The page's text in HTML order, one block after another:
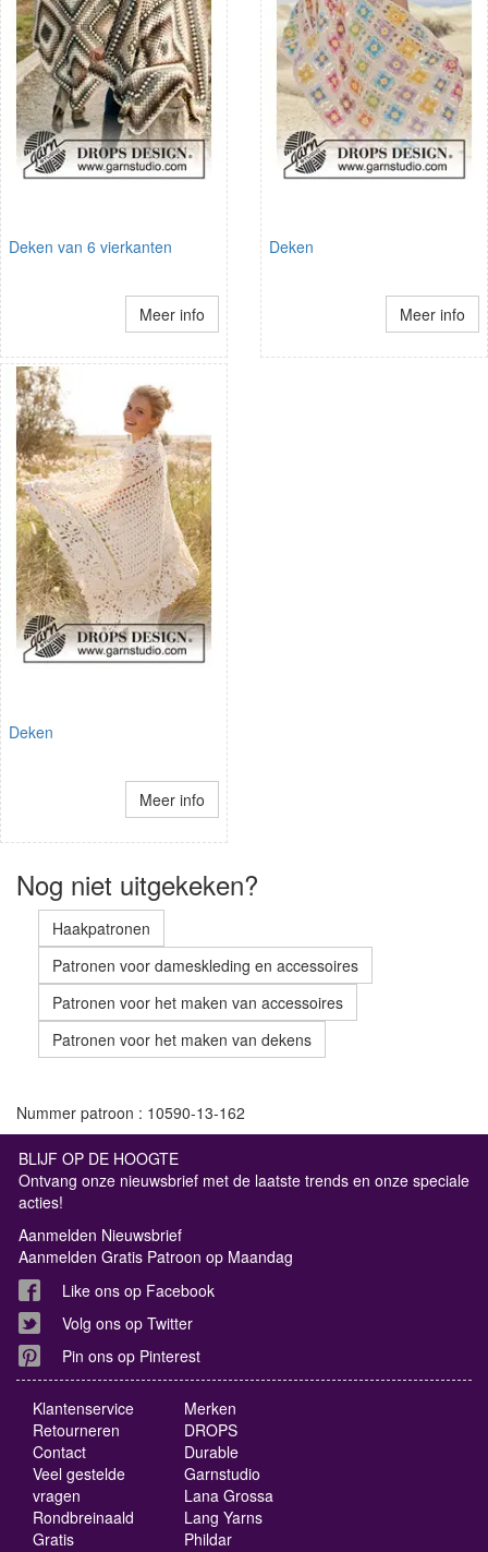
Deken van 6 vierkanten
Meer info
Deken
Meer info
Deken
Meer info
Nog niet uitgekeken?
Haakpatronen
Patronen voor dameskleding en accessoires
Patronen voor het maken van accessoires
Patronen voor het maken van dekens
Nummer patroon : 10590-13-162
BLIJF OP DE HOOGTE
Ontvang onze nieuwsbrief met de laatste trends en onze speciale
acties!
Aanmelden Nieuwsbrief
Aanmelden Gratis Patroon op Maandag
Like ons op Facebook
Volg ons op Twitter
Pin ons op Pinterest
Klantenservice
Retourneren
Contact
Veel gestelde
vragen
Rondbreinaald
Gratis
Merken
DROPS
Durable
Garnstudio
Lana Grossa
Lang Yarns
Phildar